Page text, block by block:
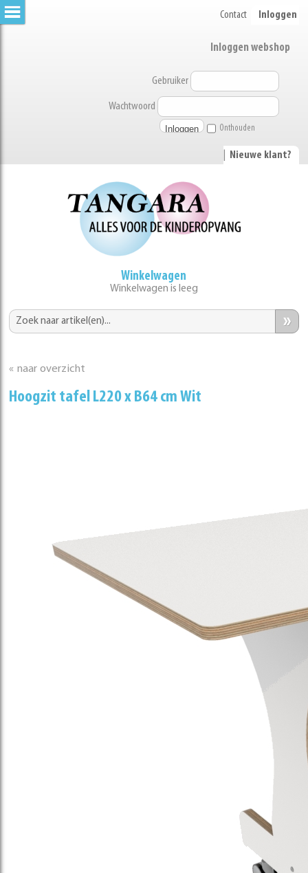
Contact Inloggen
Inloggen webshop
Gebruiker
Wachtwoord
Onthouden
Nieuwe klant?
Winkelwagen
Winkelwagen is leeg
»
« naar overzicht
Hoogzit tafel L220 x B64 cm Wit